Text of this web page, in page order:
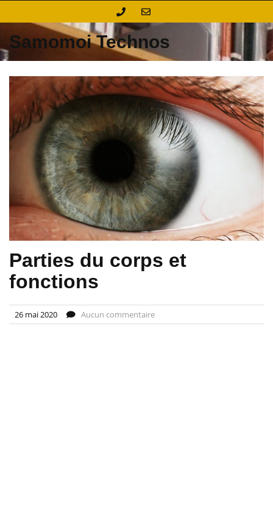
Samomoi Technos
Parties du corps et
fonctions
26 mai 2020 Aucun commentaire